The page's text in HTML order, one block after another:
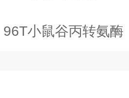
96T小鼠谷丙转氨